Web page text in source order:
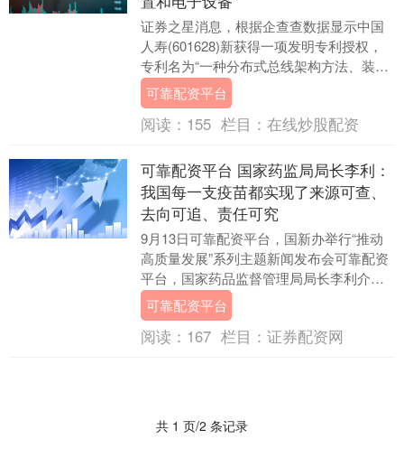
证券之星消息，根据企查查数据显示中国
人寿(601628)新获得一项发明专利授权，
专利名为“一种分布式总线架构方法、装置
和电子设备”，专利申请号为CN202011....
可靠配资平台
阅读： 155 栏目： 在线炒股配资
可靠配资平台 国家药监局局长李利：
我国每一支疫苗都实现了来源可查、
去向可追、责任可究
9月13日可靠配资平台，国新办举行“推动
高质量发展”系列主题新闻发布会可靠配资
平台，国家药品监督管理局局长李利介绍
说，国家药监局坚持以信息化引领药品监
管现代化，....
可靠配资平台
阅读： 167 栏目： 证券配资网
共 1 页/2 条记录